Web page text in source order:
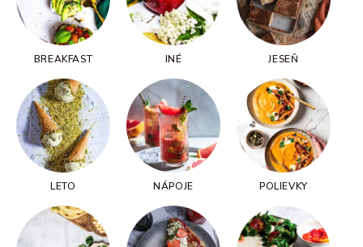
BREAKFAST INÉ JESEŇ
LETO NÁPOJE POLIEVKY